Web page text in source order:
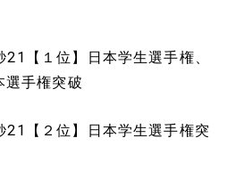
【１位】日本学生選手権、
選手権突破
【２位】日本学生選手権突